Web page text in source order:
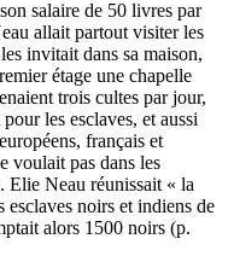
salaire de 50 livres par
allait partout visiter les
invitait dans sa maison,
étage une chapelle
trois cultes par jour,
les esclaves, et aussi
français et
voulait pas dans les
Elie Neau réunissait « la
esclaves noirs et indiens de
alors 1500 noirs (p.